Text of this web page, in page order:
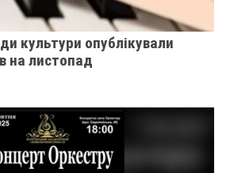
культури опублікували
на листопад